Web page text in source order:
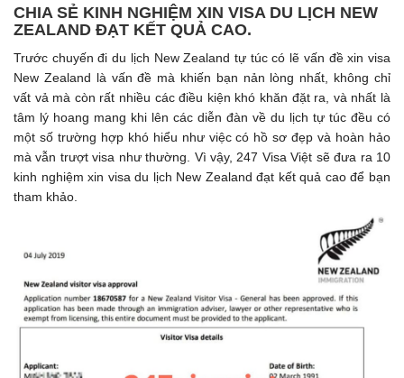
CHIA SẺ KINH NGHIỆM XIN VISA DU LỊCH NEW
ZEALAND ĐẠT KẾT QUẢ CAO.
Trước chuyến đi du lịch New Zealand tự túc có lẽ vấn đề xin visa
New Zealand là vấn đề mà khiến bạn nản lòng nhất, không chỉ
vất vả mà còn rất nhiều các điều kiện khó khăn đặt ra, và nhất là
tâm lý hoang mang khi lên các diễn đàn về du lịch tự túc đều có
một số trường hợp khó hiểu như việc có hồ sơ đẹp và hoàn hảo
mà vẫn trượt visa như thường. Vì vậy, 247 Visa Việt sẽ đưa ra 10
kinh nghiệm xin visa du lịch New Zealand đạt kết quả cao để bạn
tham khảo.